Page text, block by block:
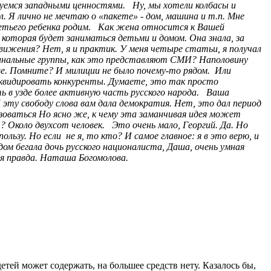
может содержать, на большее средств нету. Казалось бы,